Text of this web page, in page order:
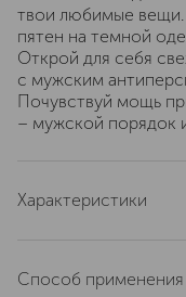
твои любимые
пятен на темной
Открой для себя
с мужским
Почувствуй мощь
– мужской порядок
Характеристики
тип продукта
Способ применения